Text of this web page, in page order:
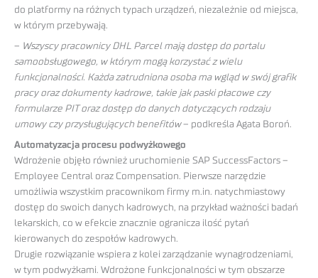
do platformy na różnych typach urządzeń, niezależnie od miejsca,
w którym przebywają.
– Wszyscy pracownicy DHL Parcel mają dostęp do portalu
samoobsługowego, w którym mogą korzystać z wielu
funkcjonalności. Każda zatrudniona osoba ma wgląd w swój grafik
pracy oraz dokumenty kadrowe, takie jak paski płacowe czy
formularze PIT oraz dostęp do danych dotyczących rodzaju
umowy czy przysługujących benefitów– podkreśla Agata Boroń.
Automatyzacja procesu podwyżkowego
Wdrożenie objęło również uruchomienie SAP SuccessFactors –
Employee Central oraz Compensation. Pierwsze narzędzie
umożliwia wszystkim pracownikom firmy m.in. natychmiastowy
dostęp do swoich danych kadrowych, na przykład ważności badań
lekarskich, co w efekcie znacznie ogranicza ilość pytań
kierowanych do zespołów kadrowych.
Drugie rozwiązanie wspiera z kolei zarządzanie wynagrodzeniami,
w tym podwyżkami. Wdrożone funkcjonalności w tym obszarze